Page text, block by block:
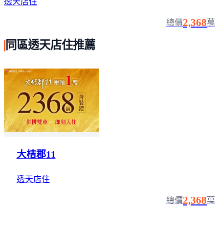
總價2,368萬
同區透天店住推薦
大桔郡11
透天店住
總價2,368萬